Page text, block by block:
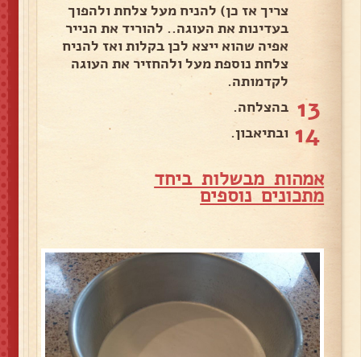
צריך אז כן) להניח מעל צלחת ולהפוך
בעדינות את העוגה.. להוריד את הנייר
אפיה שהוא ייצא לכן בקלות ואז להניח
צלחת נוספת מעל ולהחזיר את העוגה
לקדמותה.
13 בהצלחה.
14 ובתיאבון.
אמהות מבשלות ביחד
מתכונים נוספים